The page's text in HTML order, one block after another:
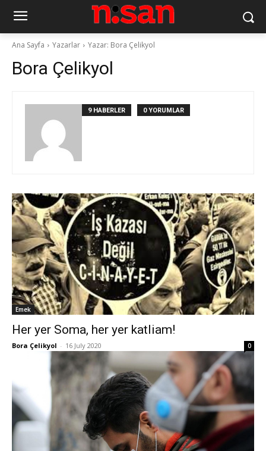
Ana Sayfa Yazarlar Yazar: Bora Çelikyol
Bora Çelikyol
9 HABERLER 0 YORUMLAR
Emek
Her yer Soma, her yer katliam!
Bora Çelikyol - 16 July 2020 0